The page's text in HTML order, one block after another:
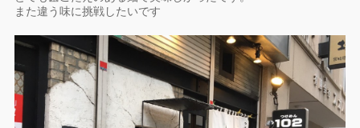
また違う味に挑戦したいです